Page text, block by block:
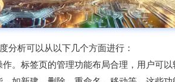
分析可以从以下几个方面进行：
。标签页的管理功能布局合理，用户可以